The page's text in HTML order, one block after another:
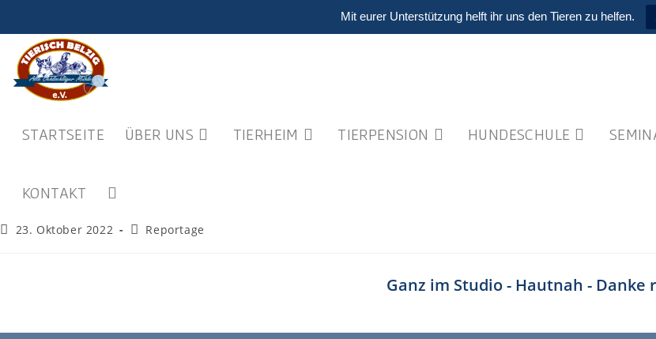
Mit eurer Unterstützung helft ihr uns den Tieren zu helfen.
STARTSEITE ÜBER UNS TIERHEIM TIERPENSION HUNDESCHULE
KONTAKT
23. Oktober 2022 Reportage
Ganz im Studio - Hautnah - Danke